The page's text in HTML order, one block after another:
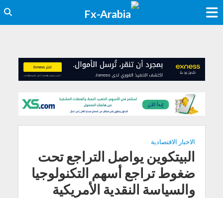
الاخبار الاقتصادية
البيتكوين يواصل التراجع تحت
ضغوط تراجع أسهم التكنولوجيا
والسياسة النقدية الأمريكية